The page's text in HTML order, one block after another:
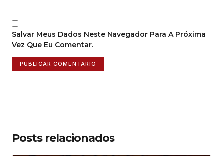
Salvar Meus Dados Neste Navegador Para A Próxima
Vez Que Eu Comentar.
Posts relacionados